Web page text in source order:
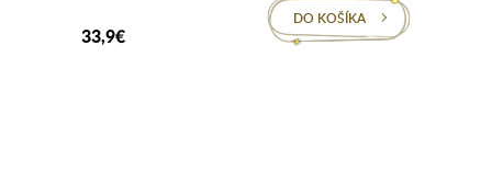
33,9€
DO KOŠÍKA